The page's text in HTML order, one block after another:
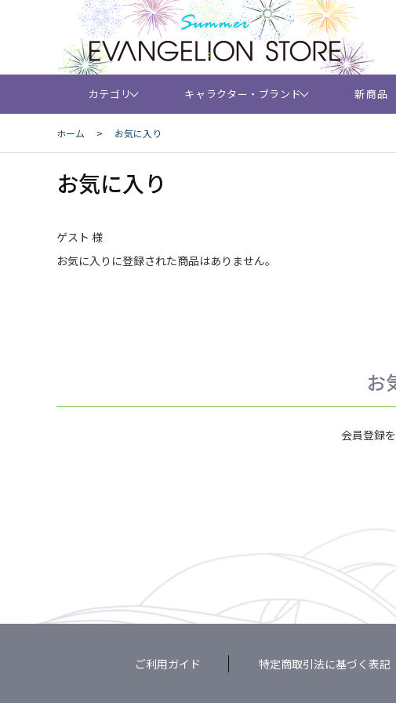
カテゴリ キャラクター・ブランド 新商品
ホーム > お気に入り
お気に入り
ゲスト 様
お気に入りに登録された商品はありません。
お
会員登録
ご利用ガイド 特定商取引法に基づく表記